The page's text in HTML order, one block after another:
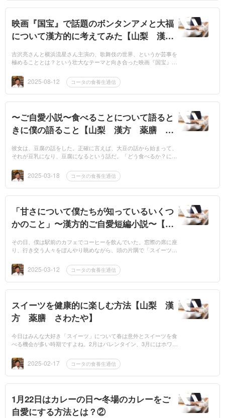
映画『国宝』で話題のボンタンアメと大福
について漢方的に考えてみた【山梨 漢
吉沢亮さんと横浜流星さん主演の、歌舞伎の世界、というか芸事を
極めることとは？という壮大なテーマと向き合った映画『国宝』が
噂に違わぬ...2025-08-12 コータの食養生通信
〜ご自愛小説〜食べることについて語ると
きに僕の語ること【山梨 漢方 薬膳 さ
彼女は、豆腐の話をした。正確に言えば、大豆の話から始まって、
それが豆乳になり、豆腐になるという話だ。「どう食べるか？によ
聞いていな...2025-03-18 コータの食養生通信
「甘さについて僕たちが知っているいくつ
かのこと」〜漢方的ご自愛短編小説〜【山
その日、僕は駅前のカフェでコーヒーを飲んでいた。窓際の席に座
り、行き交う人々をぼんやり眺めながら、頭の片隅で「スイーツと
うのは季節...2025-03-12 コータの食養生通信
スイーツを健康的に楽しむ方法【山梨 漢
方 薬膳 さわたや】
今日はみんな大好き「スイーツ」について春は意外とスイーツを食
べる機会が多い時期ですよね。2月はバレンタイン、3月にはホワイ
いる、なんて...
2025-02-17 コータの食養生通信
1月22日はカレーの日〜冬場のカレーをご
自愛にする方法とは？②